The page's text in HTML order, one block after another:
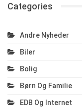
Categories
Andre Nyheder
Biler
Bolig
Børn Og Familie
EDB Og Internet